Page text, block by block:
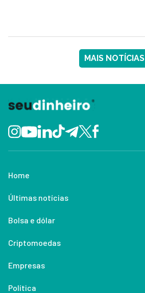
MAIS NOTÍCIAS
Home
Últimas notícias
Bolsa e dólar
Criptomoedas
Empresas
Política